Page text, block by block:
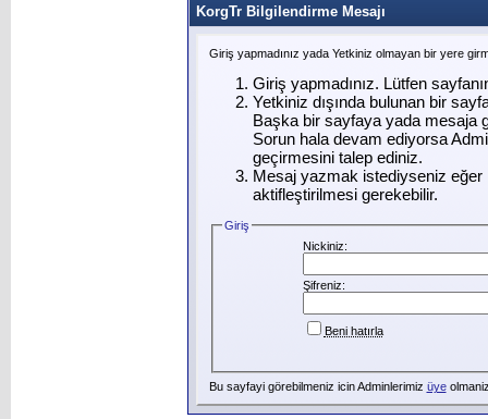
KorgTr Bilgilendirme Mesajı
Giriş yapmadınız yada Yetkiniz olmayan bir yere
Giriş yapmadınız. Lütfen
Yetkiniz dışında bulunan bir
Başka bir sayfaya yada mesaja
Sorun hala devam ediyorsa
geçirmesini talep ediniz.
Mesaj yazmak istediyseniz eğer
aktifleştirilmesi gerekebilir.
Giriş
Nickiniz:
Şifreniz:
Beni hatırla
Bu sayfayi görebilmeniz icin Adminlerimiz üye